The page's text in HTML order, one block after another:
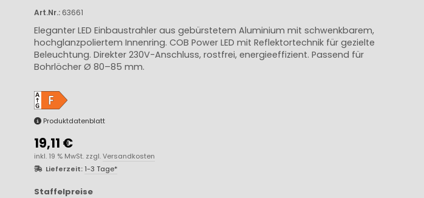
Art.Nr.: 63661
Eleganter LED Einbaustrahler aus gebürstetem Aluminium mit schwenkbarem,
hochglanzpoliertem Innenring. COB Power LED mit Reflektortechnik für gezielte
Beleuchtung. Direkter 230V-Anschluss, rostfrei, energieeffizient. Passend für
Bohrlöcher Ø 80–85 mm.
Produktdatenblatt
19,11 €
inkl. 19 % MwSt. zzgl.Versandkosten
Lieferzeit:1-3 Tage*
Staffelpreise